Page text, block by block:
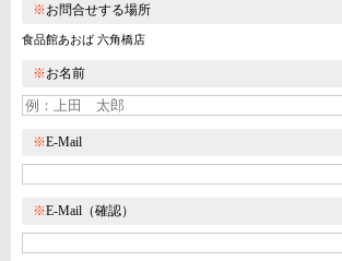
※お問合せする場所
食品館あおば 六角橋店
※お名前
※E-Mail
※E-Mail（確認）